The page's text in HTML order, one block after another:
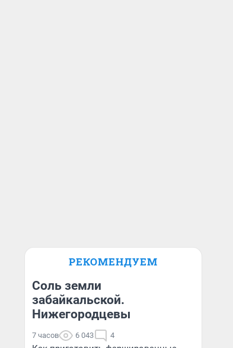
РЕКОМЕНДУЕМ
Соль земли
забайкальской.
Нижегородцевы
7 часов 6 043 4